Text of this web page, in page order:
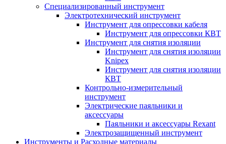
Специализированный инструмент
Электротехнический инструмент
Инструмент для опрессовки кабеля
Инструмент для опрессовки КВТ
Инструмент для снятия изоляции
Инструмент для снятия изоляции
Knipex
Инструмент для снятия изоляции
КВТ
Контрольно-измерительный
инструмент
Электрические паяльники и
аксессуары
Паяльники и аксессуары Rexant
Электрозащищенный инструмент
Инструменты и Расходные материалы